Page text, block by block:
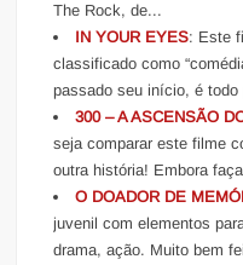
The Rock, de...
IN YOUR EYES: Este
classificado como
passado seu início, é
300 – A ASCENSÃO
seja comparar este filme
outra história! Embora
O DOADOR DE
juvenil com elementos
drama, ação. Muito bem